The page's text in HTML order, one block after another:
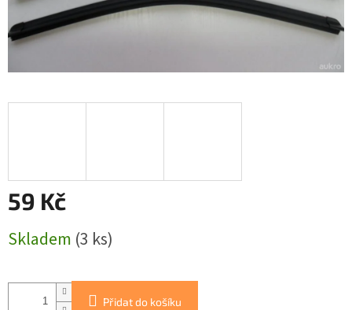
59 Kč
cena:
Skladem (3 ks)
Přidat do košíku